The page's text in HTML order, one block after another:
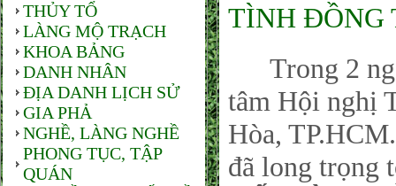
THỦY TỔ
LÀNG MỘ TRẠCH
KHOA BẢNG
DANH NHÂN
ĐỊA DANH LỊCH SỬ
GIA PHẢ
NGHỀ, LÀNG NGHỀ
PHONG TỤC, TẬP
QUÁN
TÌNH ĐỒNG
Trong 2
tâm Hội nghị
Hòa,
đã long trọng